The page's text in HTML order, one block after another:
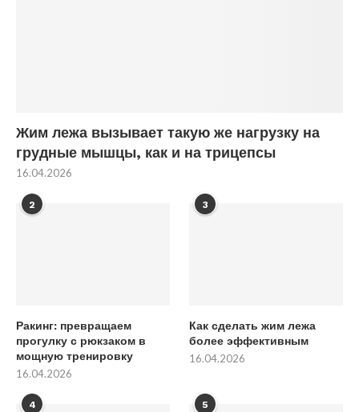
Жим лежа вызывает такую же нагрузку на
грудные мышцы, как и на трицепсы
16.04.2026
2
Ракинг: превращаем
прогулку с рюкзаком в
мощную тренировку
16.04.2026
3
Как сделать жим лежа
более эффективным
16.04.2026
4 5